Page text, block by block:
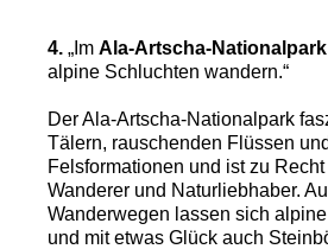
4. „Im Ala-Artscha-Nationalpark
alpine Schluchten wandern.“
Der Ala-Artscha-Nationalpark
Tälern, rauschenden Flüssen
Felsformationen und ist zu
Wanderer und Naturliebhaber.
Wanderwegen lassen sich
und mit etwas Glück auch